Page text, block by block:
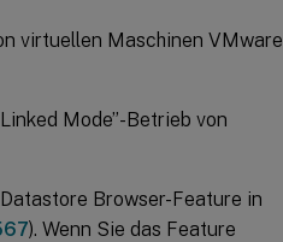
virtuellen Maschinen VMware
Mode”-Betrieb von
Browser-Feature in
). Wenn Sie das Feature